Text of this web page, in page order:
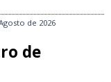
de 2026
de